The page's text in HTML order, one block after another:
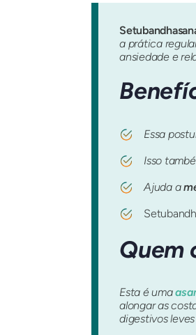
a prática
ansiedade e
Essa
Isso
Ajuda a
Quem
Esta é uma
alongar as
digestivos